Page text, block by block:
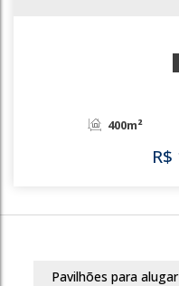
400m²
Pavilhões para alugar